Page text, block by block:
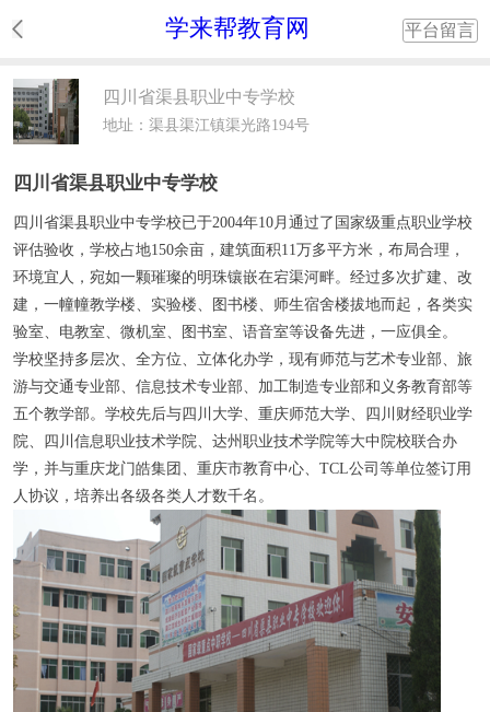
学来帮教育网 平台留言
四川省渠县职业中专学校
地址：渠县渠江镇渠光路194号
四川省渠县职业中专学校
四川省渠县职业中专学校已于2004年10月通过了国家级重点职业学校
评估验收，学校占地150余亩，建筑面积11万多平方米，布局合理，
环境宜人，宛如一颗璀璨的明珠镶嵌在宕渠河畔。经过多次扩建、改
建，一幢幢教学楼、实验楼、图书楼、师生宿舍楼拔地而起，各类实
验室、电教室、微机室、图书室、语音室等设备先进，一应俱全。
学校坚持多层次、全方位、立体化办学，现有师范与艺术专业部、旅
游与交通专业部、信息技术专业部、加工制造专业部和义务教育部等
五个教学部。学校先后与四川大学、重庆师范大学、四川财经职业学
院、四川信息职业技术学院、达州职业技术学院等大中院校联合办
学，并与重庆龙门皓集团、重庆市教育中心、TCL公司等单位签订用
人协议，培养出各级各类人才数千名。